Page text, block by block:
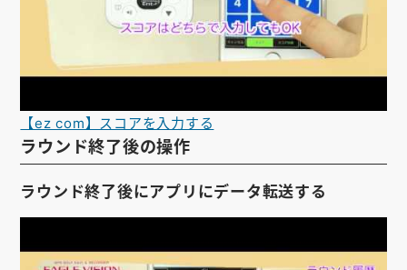
【ez com】スコアを入力する
ラウンド終了後の操作
ラウンド終了後にアプリにデータ転送する